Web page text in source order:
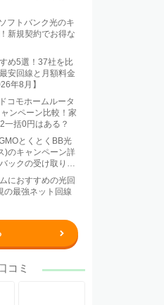
フトバンク光のキ
新規契約でお得な
め5選！37社を比
安回線と月額料金
年8月】
コモホームルータ
ンペーン比較！家
一括0円はある？
とくとくBB光
)のキャンペーン詳
ックの受け取り方
におすすめの光回
の最強ネット回線
コミ